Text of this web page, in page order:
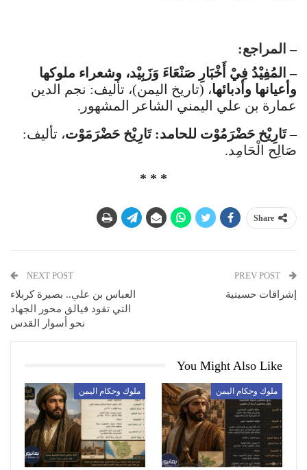
– المراجع:
– المُفِيْدُ فِيْ أَخْبَارِ صَنْعَاءَ وَزَبِيْد، وشعراء ملوكها
وأعيانها وأدبائها، (تاريخ اليمن)، تأليف: نجم الدين
عمارة بن علي اليمني الشاعر المشهور.
–تَارِيْخ حَضْرَمُوْت للحامد: تَارِيْخ حَضْرَمَوْت، تأليف:
صَالِح الْحَامِد.
* * *
Share
إشراقات حسينية
NEXT POST
العباس بن علي.. بصيرة كربلاء
التي تقود فيالق محور الجهاد
نحو أسوار القدس
You Might Also Like
ملوك وحكام اليمن ملوك وحكام اليمن